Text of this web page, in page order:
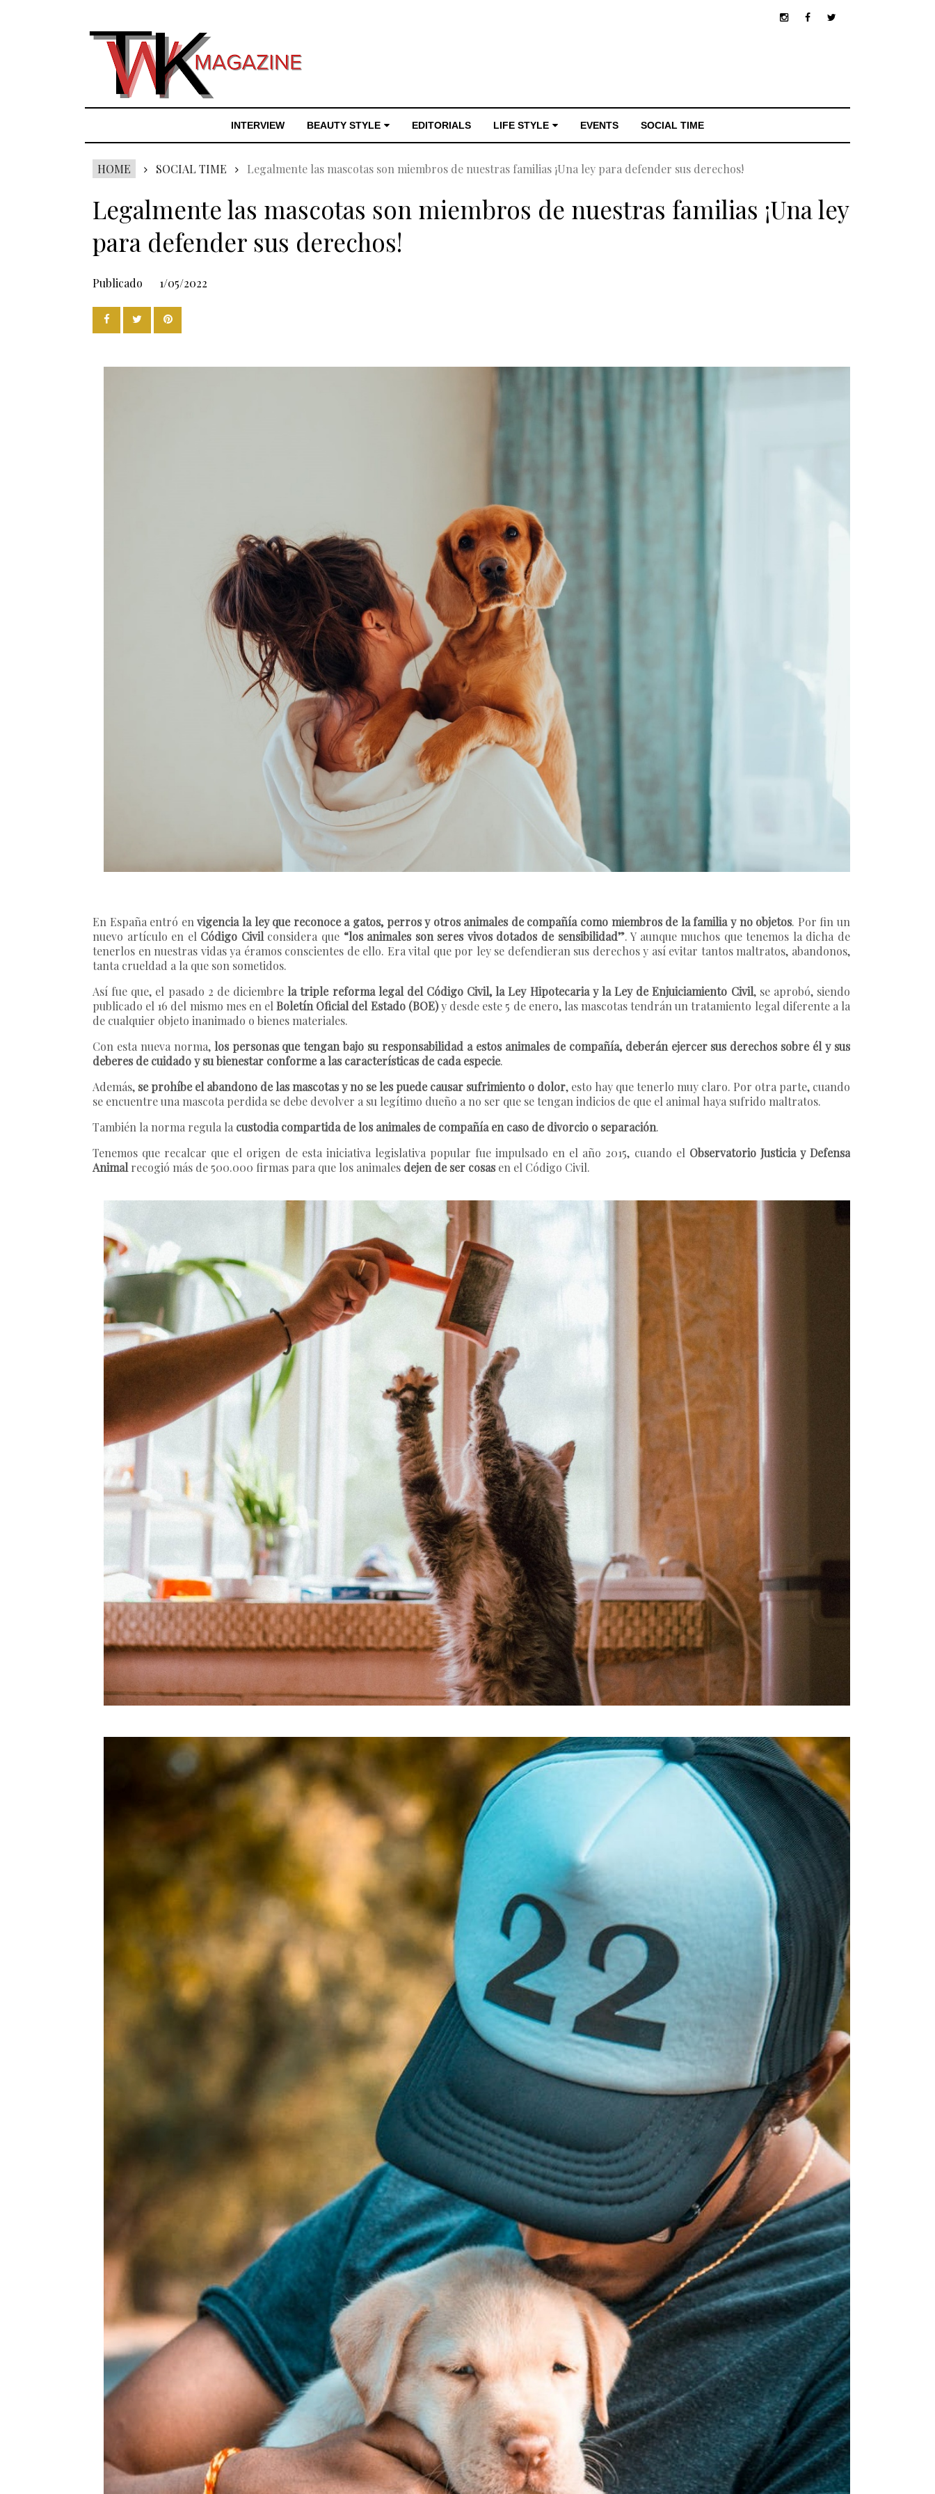
INTERVIEW BEAUTY STYLE EDITORIALS LIFE STYLE EVENTS SOCIAL TIME
HOME SOCIAL TIME Legalmente las mascotas son miembros de nuestras familias ¡Una ley para defender sus derechos!
Legalmente las mascotas son miembros de nuestras familias ¡Una ley
para defender sus derechos!
Publicado 1/05/2022
En España entró envigencia la ley que reconoce a gatos, perros y otros animales de compañía como miembros de la familia y no objetos. Por fin un
nuevo artículo en el Código Civil considera que “los animales son seres vivos dotados de sensibilidad”. Y aunque muchos que tenemos la dicha de
tenerlos en nuestras vidas ya éramos conscientes de ello. Era vital que por ley se defendieran sus derechos y así evitar tantos maltratos, abandonos,
tanta crueldad a la que son sometidos.
Así fue que, el pasado 2 de diciembrela triple reforma legal del Código Civil, la Ley Hipotecaria y la Ley de Enjuiciamiento Civil, se aprobó, siendo
publicado el 16 del mismo mes en elBoletín Oficial del Estado (BOE)y desde este 5 de enero, las mascotas tendrán un tratamiento legal diferente a la
de cualquier objeto inanimado o bienes materiales.
Con esta nueva norma, los personas que tengan bajo su responsabilidad a estos animales de compañía, deberán ejercer sus derechos sobre él y sus
deberes de cuidado y su bienestar conforme a las características de cada especie.
Además, se prohíbe el abandono de las mascotas y no se les puede causar sufrimiento o dolor, esto hay que tenerlo muy claro. Por otra parte, cuando
se encuentre una mascota perdida se debe devolver a su legítimo dueño a no ser que se tengan indicios de que el animal haya sufrido maltratos.
También la norma regula la custodia compartida de los animales de compañía en caso de divorcio o separación.
Tenemos que recalcar que el origen de esta iniciativa legislativa popular fue impulsado en el año 2015, cuando el Observatorio Justicia y Defensa
Animal recogió más de 500.000 firmas para que los animales dejen de ser cosasen el Código Civil.